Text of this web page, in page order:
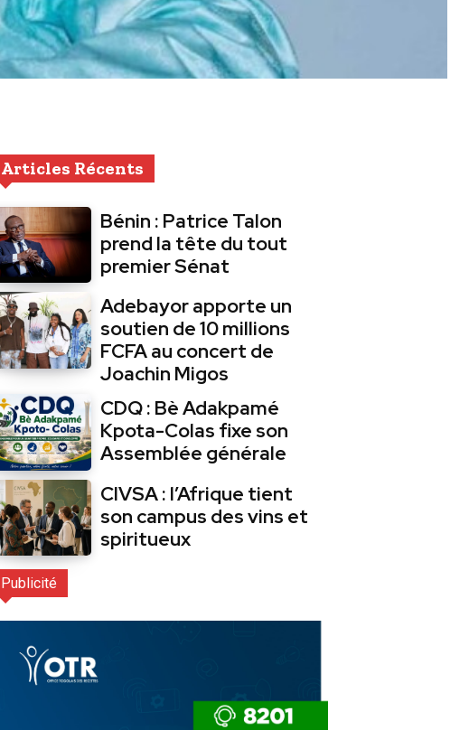
Articles Récents
Bénin : Patrice Talon
prend la tête du tout
premier Sénat
Adebayor apporte un
soutien de 10 millions
FCFA au concert de
Joachin Migos
CDQ : Bè Adakpamé
Kpota-Colas fixe son
Assemblée générale
CIVSA : l’Afrique tient
son campus des vins et
spiritueux
Publicité